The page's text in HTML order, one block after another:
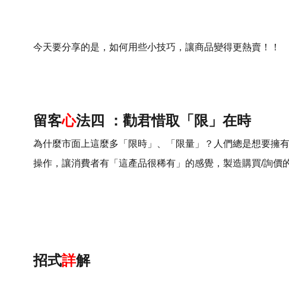
今天要分享的是，如何用些小技巧，讓商品變得更熱賣！！
留客心法四 ：勸君惜取「限」在時
為什麼市面上這麼多「限時」、「限量」？人們總是想要擁
操作，讓消費者有「這產品很稀有」的感覺，製造購買/詢價
招式詳解